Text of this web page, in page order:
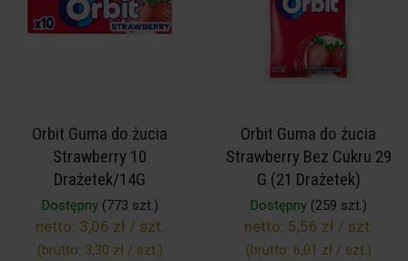
Orbit Guma do żucia
Strawberry 10
Drażetek/14G
Dostępny(773 szt.)
netto: 3,06 zł / szt.
(brutto: 3,30 zł / szt.)
Orbit Guma do żucia
Strawberry Bez Cukru 29
G (21 Drażetek)
Dostępny(259 szt.)
netto: 5,56 zł / szt.
(brutto: 6,01 zł / szt.)